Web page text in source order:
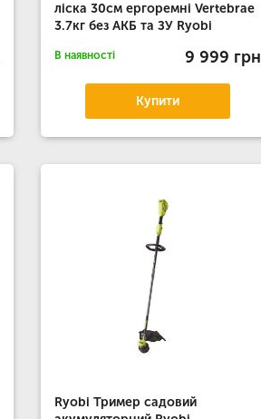
ліска 30см ергоремні Vertebrae
3.7кг без АКБ та ЗУ Ryobi
В наявності 9 999 грн
Купити
Ryobi Тример садовий